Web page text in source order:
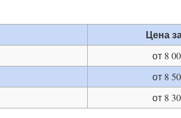
Цена
от 8
от 8
от 8